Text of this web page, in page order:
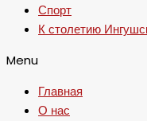
Спорт
К столетию
Menu
Главная
О нас